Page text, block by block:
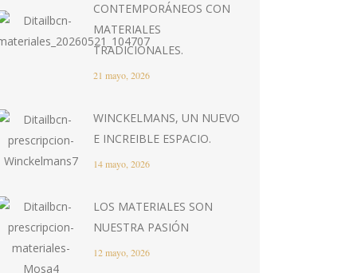
CONTEMPORÁNEOS CON
MATERIALES
TRADICIONALES.
21 mayo, 2026
WINCKELMANS, UN NUEVO
E INCREIBLE ESPACIO.
14 mayo, 2026
LOS MATERIALES SON
NUESTRA PASIÓN
12 mayo, 2026